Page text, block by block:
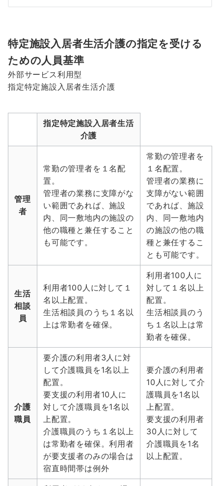
特定施設入居者生活介護の指定を受ける
ための人員基準
外部サービス利用型
指定特定施設入居者生活介護
指定特定施設入居者生活
介護
管理
者
常勤の管理者を１名配
置。
管理者の業務に支障がな
い範囲であれば、施設
内、同一敷地内の施設の
他の職種と兼任すること
も可能です。
常勤の管理者を
１名配置。
管理者の業務に
支障がない範囲
であれば、施設
内、同一敷地内
の施設の他の職
種と兼任するこ
とも可能です。
生活
相談
員
利用者100人に対して１
名以上配置。
生活相談員のうち１名以
上は常勤者を確保。
利用者100人に
対して１名以上
配置。
生活相談員のう
ち１名以上は常
勤者を確保。
介護
職員
要介護の利用者3人に対
して介護職員を1名以上
配置。
要支援の利用者10人に
対して介護職員を1名以
上配置。
介護職員のうち１名以上
は常勤者を確保。利用者
が要支援者のみの場合は
宿直時間帯は例外
要介護の利用者
10人に対して介
護職員を1名以
上配置。
要支援の利用者
30人に対して
介護職員を1名
以上配置。